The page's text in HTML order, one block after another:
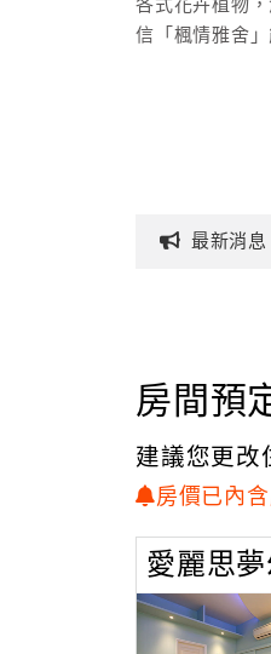
各式花卉植物
信「楓情雅舍
最新消息
房間預
建議您更改
房價已內
愛麗思